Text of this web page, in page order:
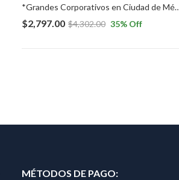
*Grandes Corporativos en Ciudad de México (150
$2,797.00 $4,302.00 35% Off
MÉTODOS DE PAGO: